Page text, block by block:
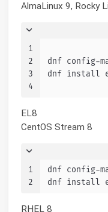
AlmaLinux 9, Rocky
1
2
3
4
dnf config-
dnf install
EL8
CentOS Stream 8
1
2
dnf config-
dnf install
RHEL 8